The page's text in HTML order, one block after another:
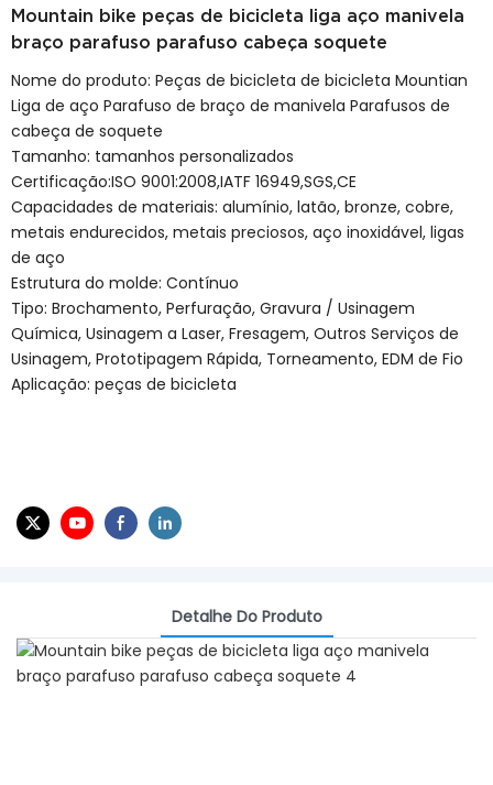
Mountain bike peças de bicicleta liga aço manivela
braço parafuso parafuso cabeça soquete
Nome do produto: Peças de bicicleta de bicicleta Mountian
Liga de aço Parafuso de braço de manivela Parafusos de
cabeça de soquete
Tamanho: tamanhos personalizados
Certificação:ISO 9001:2008,IATF 16949,SGS,CE
Capacidades de materiais: alumínio, latão, bronze, cobre,
metais endurecidos, metais preciosos, aço inoxidável, ligas
de aço
Estrutura do molde: Contínuo
Tipo: Brochamento, Perfuração, Gravura / Usinagem
Química, Usinagem a Laser, Fresagem, Outros Serviços de
Usinagem, Prototipagem Rápida, Torneamento, EDM de Fio
Aplicação: peças de bicicleta
Detalhe Do Produto